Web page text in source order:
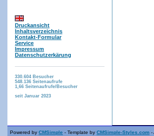
Druckansicht
Inhaltsverzeichnis
Kontakt-Formular
Service
Impressum
Datenschutzerkärung
330.604 Besucher
548.136 Seitenaufrufe
1,66 Seitenaufrufe/Besucher
seit Januar 2023
Powered by CMSimple - Template by CMSimple-Styles.com -